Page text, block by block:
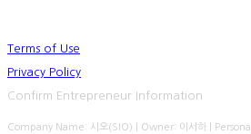
Terms of Use
Privacy Policy
Confirm Entrepreneur Information
Company Name: 시오(SIO) | Owner: 이서하 |